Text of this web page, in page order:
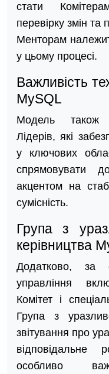
стати
перевірку змін та
Менторам
у цьому процесі.
Важливість
MySQL
Модель також
Лідерів, які
у ключових
спрямовувати
акцентом на
сумісність.
Група з
керівництва
Додатково, за
управління
Комітет і
Група з
звітування про
відповідальне
особливо